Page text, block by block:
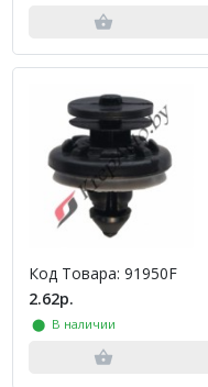
Код Товара: 91950F
2.62р.
⬤ В наличии